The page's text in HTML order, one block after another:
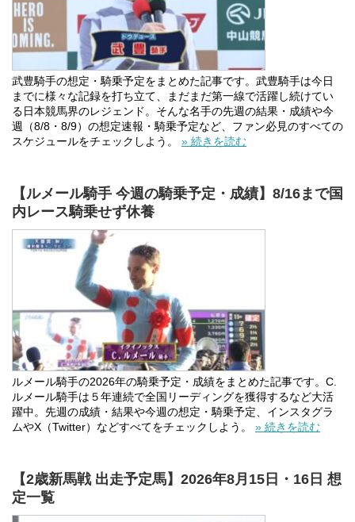
武豊騎手の想定・騎乗予定をまとめた記事です。武豊騎手は今日
までに様々な記録を打ち立て、まだまだ第一線で活躍し続けてい
る日本競馬界のレジェンド。そんな名手の先週の結果・成績や今
週（8/8・8/9）の想定速報・騎乗予定など、ファン必見のすべての
スケジュールをチェックしよう。 » 続きを読む
【ルメール騎手 今週の騎乗予定・成績】8/16まで国
内レース騎乗せず休養
ルメール騎手の2026年の騎乗予定・成績をまとめた記事です。C.
ルメール騎手は５年連続で全国リーディングを獲得するなど大活
躍中。先週の成績・結果や今週の想定・騎乗予定、インスタグラ
ムやX（Twitter）などすべてをチェックしよう。 » 続きを読む
【2歳新馬戦 出走予定馬】2026年8月15日・16日 想
定一覧